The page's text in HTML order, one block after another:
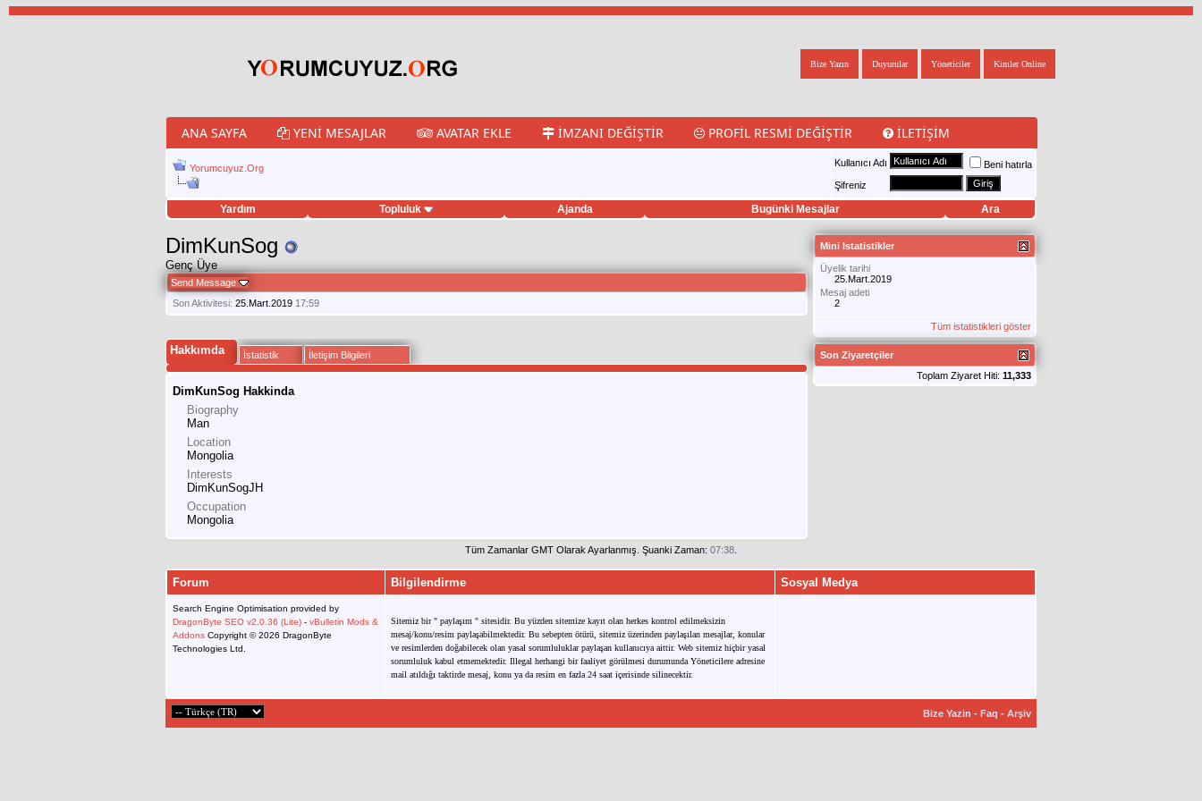
Kimler Online
Yöneticiler
Duyurular
Bize Yazın
ANA SAYFA YENI MESAJLAR AVATAR EKLE İMZANI DEĞIŞTIR PROFIL RESMI DEĞIŞTIR İLETIŞIM
Yorumcuyuz.Org Kullanıcı Adı
Beni hatırla
Şifreniz
Yardım Topluluk Ajanda Bugünki Mesajlar Ara
twitter retweet hilesiDimKunSog
Genç Üye
Send Message
Son Aktivitesi: 25.Mart.2019 17:59
Hakkımda İstatistik İletişim Bilgileri
DimKunSog Hakkinda
Biography
Man
Location
Mongolia
Interests
DimKunSogJH
Occupation
Mongolia
Mini Istatistikler
Üyelik tarihi
25.Mart.2019
Mesaj adeti
2
Tüm istatistikleri göster
Son Ziyaretçiler
Toplam Ziyaret Hiti: 11,333
Tüm Zamanlar GMT Olarak Ayarlanmış. Şuanki Zaman: 07:38
Forum Bilgilendirme Sosyal Medya
Search Engine Optimisation provided by
DragonByte SEO v2.0.36 (Lite) - vBulletin Mods &
Addons Copyright © 2026 DragonByte
Technologies Ltd.
Sitemiz bir " paylaşım " sitesidir. Bu yüzden sitemize kayıt olan herkes kontrol edilmeksizin
mesaj/konu/resim paylaşabilmektedir. Bu sebepten ötürü, sitemiz üzerinden paylaşılan mesajlar, konular
ve resimlerden doğabilecek olan yasal sorumluluklar paylaşan kullanıcıya aittir. Web sitemiz hiçbir yasal
sorumluluk kabul etmemektedir. Illegal herhangi bir faaliyet görülmesi durumunda Yöneticilere adresine
mail atıldığı taktirde mesaj, konu ya da resim en fazla 24 saat içerisinde silinecektir.
Bize Yazin - Faq - Arşiv